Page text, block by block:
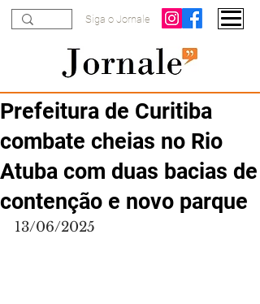
Siga o Jornale
Prefeitura de Curitiba
combate cheias no Rio
Atuba com duas bacias de
contenção e novo parque
13/06/2025